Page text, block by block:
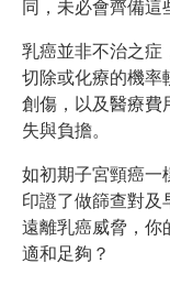
同，未必會齊備這
乳癌並非不治之症
切除或化療的機率
創傷，以及醫療費
失與負擔。
如初期子宮頸癌一
印證了做篩查對及
遠離乳癌威脅，你
適和足夠？